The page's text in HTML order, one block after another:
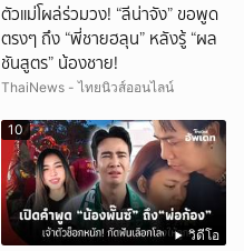
ตัวแม่โผล่ร่วมวง! “ลีน่าจัง” ขอพูด
ตรงๆ ถึง “พี่ชายฮลุน” หลังรู้ “ผล
ชันสูตร” น้องชาย!
ThaiNews - ไทยนิวส์ออนไลน์
วิดีโอ
10